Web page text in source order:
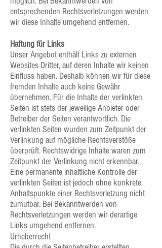
entsprechenden Rechtsverletzungen werden
wir diese Inhalte umgehend entfernen.
Haftung für Links
Unser Angebot enthält Links zu externen
Websites Dritter, auf deren Inhalte wir keinen
Einfluss haben. Deshalb können wir für diese
fremden Inhalte auch keine Gewähr
übernehmen. Für die Inhalte der verlinkten
Seiten ist stets der jeweilige Anbieter oder
Betreiber der Seiten verantwortlich. Die
verlinkten Seiten wurden zum Zeitpunkt der
Verlinkung auf mögliche Rechtsverstöße
überprüft. Rechtswidrige Inhalte waren zum
Zeitpunkt der Verlinkung nicht erkennbar.
Eine permanente inhaltliche Kontrolle der
verlinkten Seiten ist jedoch ohne konkrete
Anhaltspunkte einer Rechtsverletzung nicht
zumutbar. Bei Bekanntwerden von
Rechtsverletzungen werden wir derartige
Links umgehend entfernen.
Urheberrecht